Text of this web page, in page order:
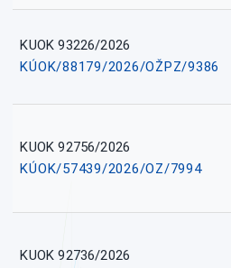
KUOK 93226/2026
KÚOK/88179/2026/OŽPZ/9386
KUOK 92756/2026
KÚOK/57439/2026/OZ/7994
KUOK 92736/2026